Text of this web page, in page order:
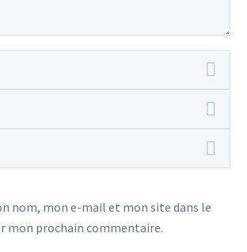
nom, mon e-mail et mon site dans le
mon prochain commentaire.